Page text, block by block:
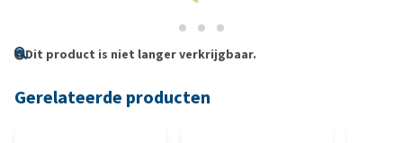
Dit product is niet langer verkrijgbaar.
Gerelateerde producten